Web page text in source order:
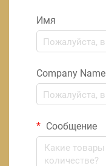
Имя
Company Name
Сообщение